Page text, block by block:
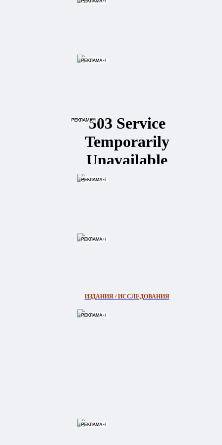
ИЗДАНИЯ / ИССЛЕДОВАНИЯ